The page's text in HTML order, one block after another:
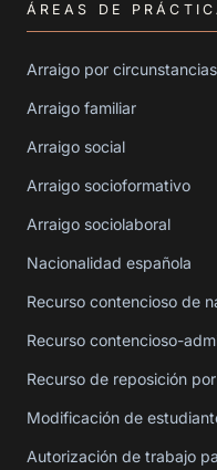
ÁREAS DE
Arraigo por
Arraigo familiar
Arraigo social
Arraigo socioformativo
Arraigo sociolaboral
Nacionalidad española
Recurso contencioso de
Recurso contencioso-
Recurso de reposición
Modificación de
Autorización de trabajo